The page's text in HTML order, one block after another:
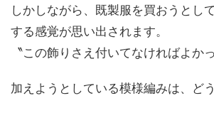
しかしながら、既製服を買おうとし
する感覚が思い出されます。
〝この飾りさえ付いてなければよか
加えようとしている模様編みは、ど